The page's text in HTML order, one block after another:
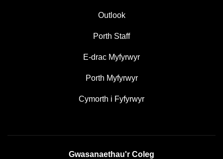
Outlook
Porth Staff
E-drac Myfyrwyr
Porth Myfyrwyr
Cymorth i Fyfyrwyr
Gwasanaethau'r Coleg